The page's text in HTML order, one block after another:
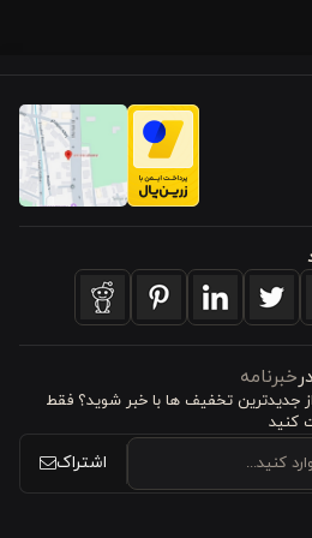
خبرنامه
جدید‌ترین تخفیف‌ ها با‌ خبر شوید؟ فقط
کنید
اشتراک